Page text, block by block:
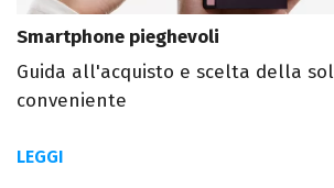
Smartphone pieghevoli
Guida all'acquisto e scelta della
conveniente
LEGGI